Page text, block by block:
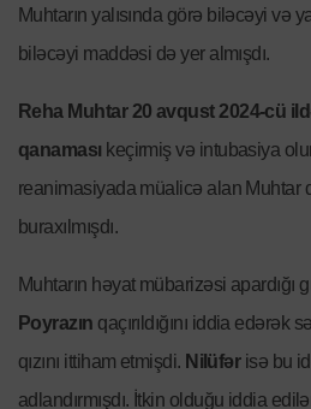
Muhtarın yalısında görə biləcəyi və
biləcəyi maddəsi də yer almışdı.
Reha Muhtar 20 avqust 2024-cü
qanaması keçirmiş və intubasiya
reanimasiyada müalicə alan Muhtar
buraxılmışdı.
Muhtarın həyat mübarizəsi apardığı
Poyrazın qaçırıldığını iddia edərək
qızını ittiham etmişdi. Nilüfərisə bu
adlandırmışdı. İtkin olduğu iddia